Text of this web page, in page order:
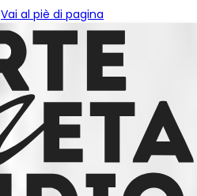
Vai al piè di pagina